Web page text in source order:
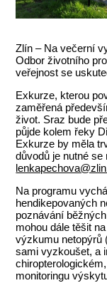
Zlín – Na večerní
Odbor životního
veřejnost se
Exkurze, kterou
zaměřená
život. Sraz bude
půjde kolem řeky
Exkurze by měla
důvodů je nutné
Na programu
hendikepovaných
poznávání
mohou dále těšit
výzkumu netopýrů
sami vyzkoušet, a
monitoringu